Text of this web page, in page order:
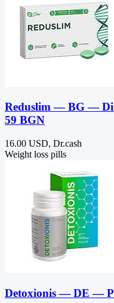
Reduslim — BG —
59 BGN
16.00 USD, Dr.cash
Weight loss pills
Detoxionis — DE —